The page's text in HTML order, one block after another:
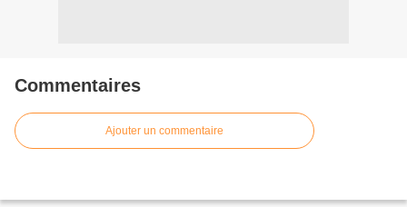
Commentaires
Ajouter un commentaire